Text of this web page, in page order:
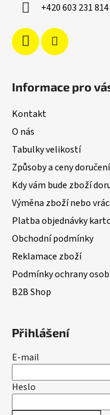
+420 603 231 814
Informace pro
Kontakt
O nás
Tabulky velikostí
Způsoby a ceny doručení
Kdy vám bude zboží
Výměna zboží nebo
Platba objednávky
Obchodní podmínky
Reklamace zboží
Podmínky ochrany
B2B Shop
Přihlášení
E-mail
Heslo